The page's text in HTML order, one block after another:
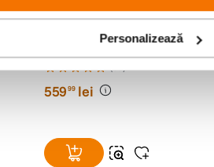
Personalizează
Canon Adaptor Obiective
Montura RF (53)
55999 lei